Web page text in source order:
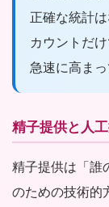
正確な統計
カウントだ
急速に高まっ
精子提供と人
精子提供は「誰
のための技術的